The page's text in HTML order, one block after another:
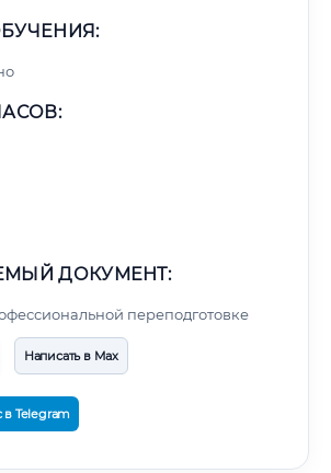
ДОКУМЕНТ:
переподготовке
Написать в Max
в Telegram